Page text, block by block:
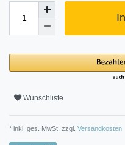
Wunschliste
* inkl. ges. MwSt. zzgl. Versandkosten